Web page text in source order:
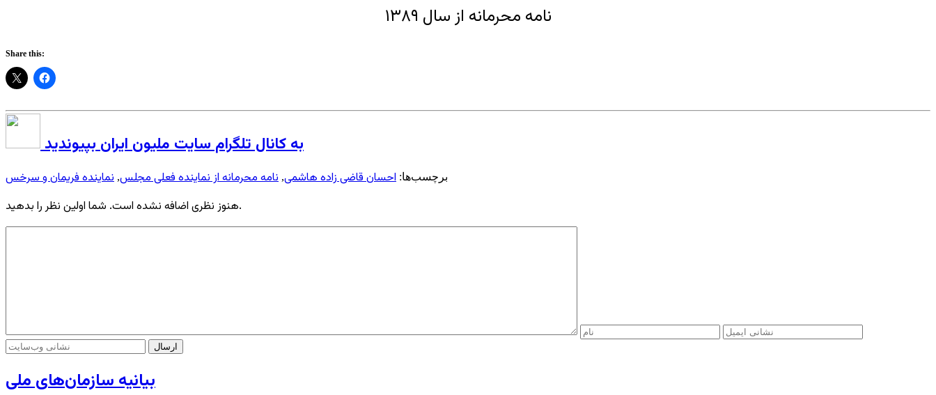
نامه محرمانه از سال ۱۳۸۹
Share this:
به کانال تلگرام سایت ملیون ایران بپیوندید
برچسب‌ها: احسان قاضی زاده هاشمی, نامه محرمانه از نماینده فعلی مجلس, نماینده فریمان و سرخس
هنوز نظری اضافه نشده است. شما اولین نظر را بدهید.
بیانیه سازمان‌های ملی